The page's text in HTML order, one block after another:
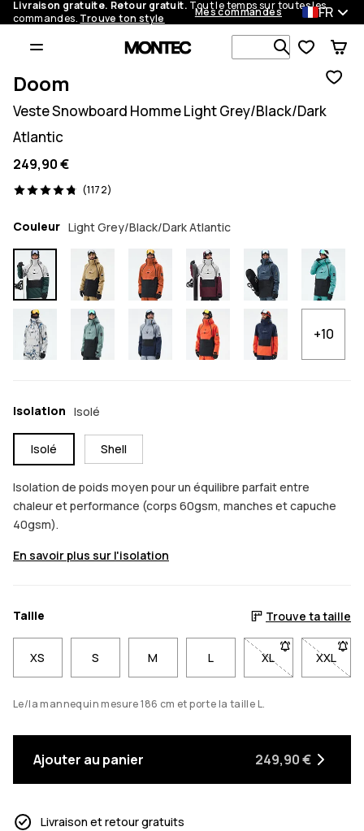
Livraison gratuite. Retour gratuit. Tout le temps sur toutes les
commandes. Trouve ton style Mes commandes FR
Recherche
Doom
Veste Snowboard Homme Light Grey/Black/Dark
Atlantic
249,90 €
(1172)
1172 avis, 4.8/5
Couleur Light Grey/Black/Dark Atlantic
+10
Isolation Isolé
Isolé Shell
Isolation de poids moyen pour un équilibre parfait entre
chaleur et performance (corps 60gsm, manches et capuche
40gsm).
En savoir plus sur l'isolation
Taille Trouve ta taille
XS S M L XL- Taille XL non
XXL
-
Le/la mannequin mesure 186 cm et porte la taille L.
Ajouter au panier 249,90 €
Livraison et retour gratuits